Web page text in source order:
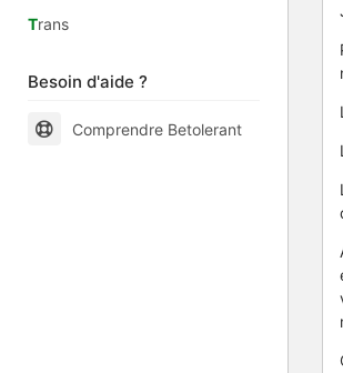
Trans
Besoin d'aide ?
Comprendre Betolerant